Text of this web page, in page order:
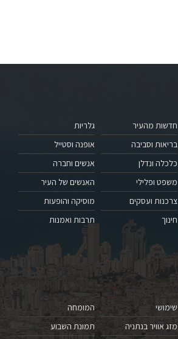
חדשות מהעיר
בריאות וסביבה
כלכלה ונדלן
משפט ופלילי
צרכנות ועסקים
חינוך
גלריות
אופנה וסטייל
אנשים וחברה
האנשים של העיר
מוסיקה והופעות
תרבות ואמנות
שימושי
מזג אוויר בנתניה
המומחה
תמונת השבוע